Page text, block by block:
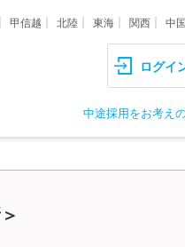
甲信越 北陸 東海 関西 中国
ログイ
中途採用をお考え